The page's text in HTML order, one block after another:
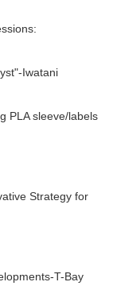
Iwatani
PLA sleeve/labels
Strategy for
T-Bay